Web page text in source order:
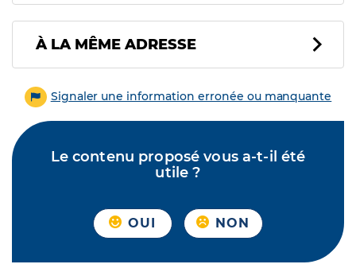
À LA MÊME ADRESSE
Signaler une information erronée ou manquante
Le contenu proposé vous a-t-il été
utile ?
OUI NON